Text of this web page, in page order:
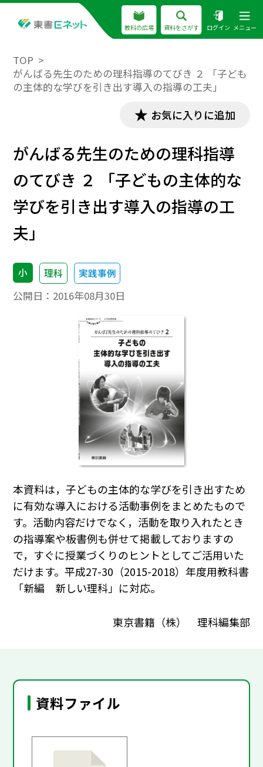
教科の広場 資料をさがす ログイン メニュー
TOP
がんばる先生のための理科指導のてびき ２ 「子ども
の主体的な学びを引き出す導入の指導の工夫」
お気に入りに追加
がんばる先生のための理科指導
のてびき ２ 「子どもの主体的な
学びを引き出す導入の指導の工
夫」
小 理科 実践事例
公開日： 2016年08月30日
本資料は，子どもの主体的な学びを引き出すため
に有効な導入における活動事例をまとめたもので
す。活動内容だけでなく，活動を取り入れたとき
の指導案や板書例も併せて掲載しておりますの
で，すぐに授業づくりのヒントとしてご活用いた
だけます。平成27-30（2015-2018）年度用教科書
「新編 新しい理科」に対応。
東京書籍（株） 理科編集部
資料ファイル